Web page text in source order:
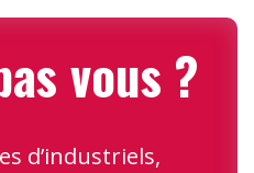
vous ?
d’industriels,